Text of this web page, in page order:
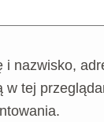
i nazwisko,
w tej